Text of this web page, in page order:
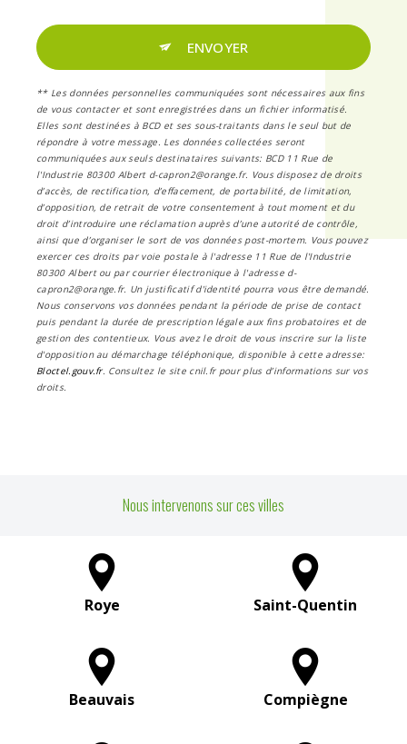
ENVOYER
** Les données personnelles communiquées sont nécessaires aux fins
de vous contacter et sont enregistrées dans un fichier informatisé.
Elles sont destinées à BCD et ses sous-traitants dans le seul but de
répondre à votre message. Les données collectées seront
communiquées aux seuls destinataires suivants: BCD 11 Rue de
l'Industrie 80300 Albert d-capron2@orange.fr. Vous disposez de droits
d’accès, de rectification, d’effacement, de portabilité, de limitation,
d’opposition, de retrait de votre consentement à tout moment et du
droit d’introduire une réclamation auprès d’une autorité de contrôle,
ainsi que d’organiser le sort de vos données post-mortem. Vous pouvez
exercer ces droits par voie postale à l'adresse 11 Rue de l'Industrie
80300 Albert ou par courrier électronique à l'adresse d-
capron2@orange.fr. Un justificatif d'identité pourra vous être demandé.
Nous conservons vos données pendant la période de prise de contact
puis pendant la durée de prescription légale aux fins probatoires et de
gestion des contentieux. Vous avez le droit de vous inscrire sur la liste
d'opposition au démarchage téléphonique, disponible à cette adresse:
Bloctel.gouv.fr. Consultez le site cnil.fr pour plus d’informations sur vos
droits.
Nous intervenons sur ces villes
Roye Saint-Quentin
Beauvais Compiègne